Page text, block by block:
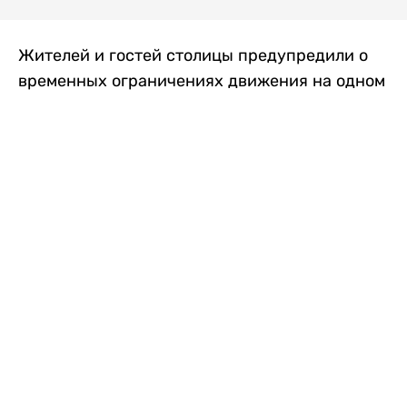
Жителей и гостей столицы предупредили о
временных ограничениях движения на одном